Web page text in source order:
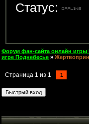
Статус:
Форум фан-сайта онлайн игры
игре Поднебесье »
Страница 1 из 1 1